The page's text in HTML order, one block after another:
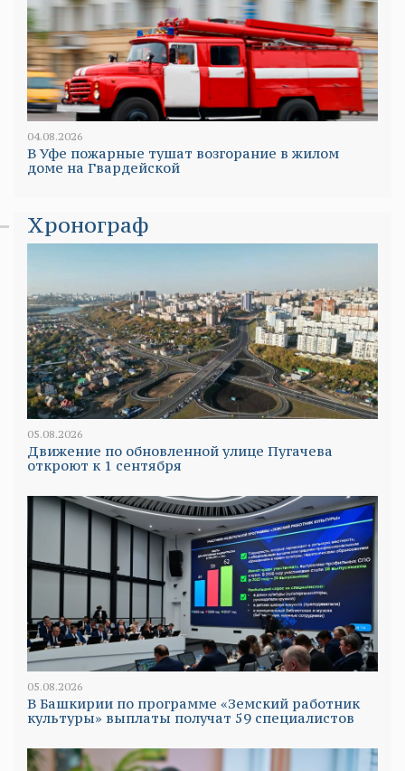
04.08.2026
В Уфе пожарные тушат возгорание в жилом
доме на Гвардейской
Хронограф
05.08.2026
Движение по обновленной улице Пугачева
откроют к 1 сентября
05.08.2026
В Башкирии по программе «Земский работник
культуры» выплаты получат 59 специалистов